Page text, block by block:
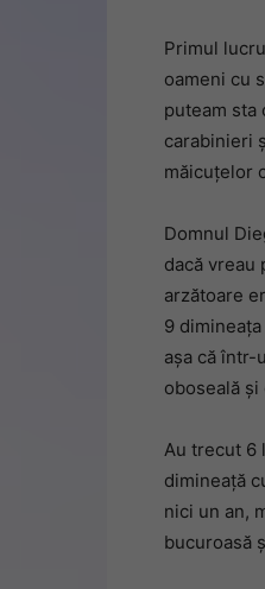
Primul
oameni cu
puteam sta
carabinieri
măicuțelor
Domnul
dacă vreau
arzătoare
9
așa că într-
oboseală
Au trecut 6
dimineață
nici un an,
bucuroasă